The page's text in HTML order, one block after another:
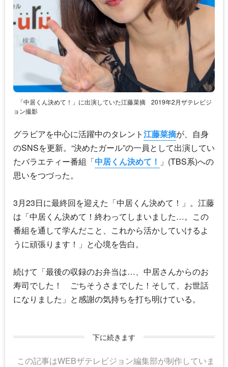
「中居くん決めて！」に出演していた江藤菜摘
2019年2月ザテレビジ
ョン撮影
グラビアを中心に活躍中のタレント江藤菜摘が、自身
のSNSを更新。“決めたガール”の一員として出演してい
たバラエティー番組「中居くん決めて！ 」(TBS系)への
思いをつづった。
3月23日に最終回を迎えた「中居くん決めて！ 」。江藤
は「中居くん決めて！ 終わってしまいました…。この
番組を通して学んだこと、これから活かしていけるよ
うに頑張ります！」と心境を告白。
続けて「最後の収録のお弁当は…、中居さんからのお
寿司でした！ ごちそうさまでした！そして、お世話
になりました」と感謝の気持ちを打ち明けている。
下に続きます
この記事はWEBザテレビジョン編集部が制作していま